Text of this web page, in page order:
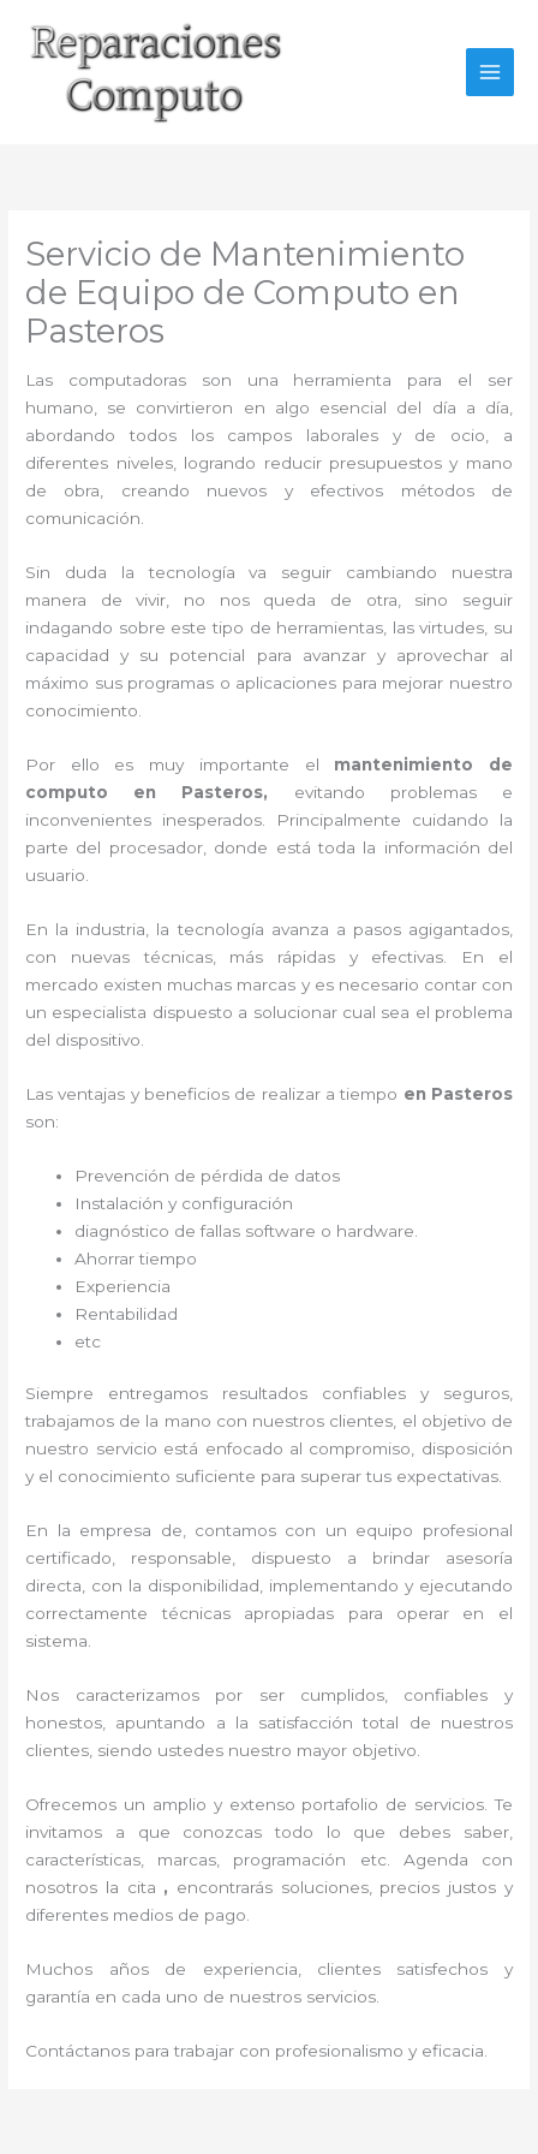
contenido
Servicio de Mantenimiento
de Equipo de Computo en
Pasteros
Las computadoras son una herramienta para el ser
humano, se convirtieron en algo esencial del día a día,
abordando todos los campos laborales y de ocio, a
diferentes niveles, logrando reducir presupuestos y mano
de obra, creando nuevos y efectivos métodos de
comunicación.
Sin duda la tecnología va seguir cambiando nuestra
manera de vivir, no nos queda de otra, sino seguir
indagando sobre este tipo de herramientas, las virtudes, su
capacidad y su potencial para avanzar y aprovechar al
máximo sus programas o aplicaciones para mejorar nuestro
conocimiento.
Por ello es muy importante el mantenimiento de
computo en Pasteros, evitando problemas e
inconvenientes inesperados. Principalmente cuidando la
parte del procesador, donde está toda la información del
usuario.
En la industria, la tecnología avanza a pasos agigantados,
con nuevas técnicas, más rápidas y efectivas . En el
mercado existen muchas marcas y es necesario contar con
un especialista dispuesto a solucionar cual sea el problema
del dispositivo.
Las ventajas y beneficios de realizar a tiempo en Pasteros
son:
Prevención de pérdida de datos
Instalación y configuración
diagnóstico de fallas software o hardware
Ahorrar tiempo
Experiencia
Rentabilidad
etc
Siempre entregamos resultados confiables y seguros,
trabajamos de la mano con nuestros clientes, el objetivo de
nuestro servicio está enfocado al compromiso, disposición
y el conocimiento suficiente para superar tus expectativas.
En la empresa de , contamos con un equipo profesional
certificado, responsable, dispuesto a brindar asesoría
directa, con la disponibilidad, implementando y ejecutando
correctamente técnicas apropiadas para operar en el
sistema.
Nos caracterizamos por ser cumplidos, confiables y
honestos, apuntando a la satisfacción total de nuestros
clientes, siendo ustedes nuestro mayor objetivo.
Ofrecemos un amplio y extenso portafolio de servicios. Te
invitamos a que conozcas todo lo que debes saber,
características, marcas, programación etc. Agenda con
nosotros la cita , encontrarás soluciones, precios justos y
diferentes medios de pago.
Muchos años de experiencia, clientes satisfechos y
garantía en cada uno de nuestros servicios.
Contáctanos para trabajar con profesionalismo y eficacia.